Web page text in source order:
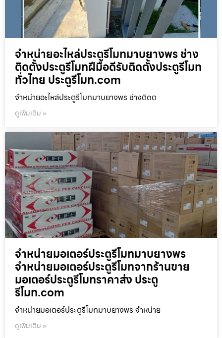
จำหน่ายอะไหล่ประตูรีโมทมาบยางพร ช่าง
ติดตั้งประตูรีโมทฝีมือดีรับติดตั้งประตูรีโมท
ทั่วไทย ประตูรีโมท.com
จำหน่ายอะไหล่ประตูรีโมทมาบยางพร ช่างติดต
ดูเพิ่มเติม »
จำหน่ายมอเตอร์ประตูรีโมทมาบยางพร
จำหน่ายมอเตอร์ประตูรีโมทจากร้านขาย
มอเตอร์ประตูรีโมทราคาส่ง ประตู
รีโมท.com
จำหน่ายมอเตอร์ประตูรีโมทมาบยางพร จำหน่าย
ดูเพิ่มเติม »